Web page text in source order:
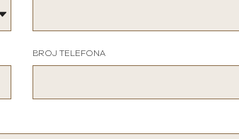
BROJ TELEFONA